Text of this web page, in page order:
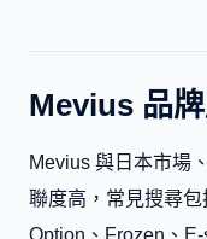
Mevius 品
Mevius 與日本市場
聯度高，常見搜尋包
Option、Frozen、